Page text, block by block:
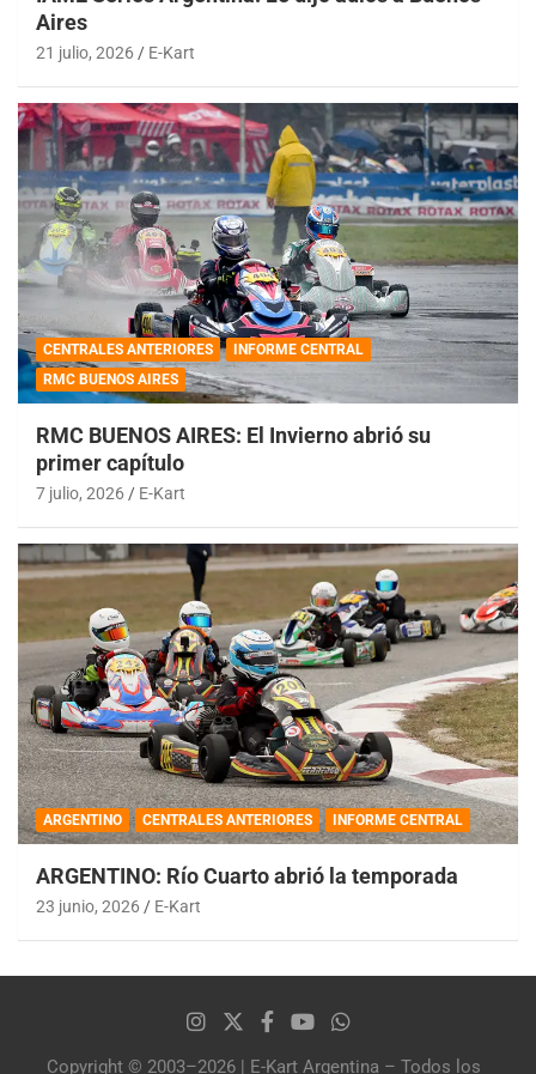
Aires
21 julio, 2026 E-Kart
CENTRALES ANTERIORES
INFORME CENTRAL
RMC BUENOS AIRES
RMC BUENOS AIRES: El Invierno abrió su
primer capítulo
7 julio, 2026 E-Kart
ARGENTINO CENTRALES ANTERIORES INFORME CENTRAL
ARGENTINO: Río Cuarto abrió la temporada
23 junio, 2026 E-Kart
Copyright © 2003–2026 | E-Kart Argentina – Todos los